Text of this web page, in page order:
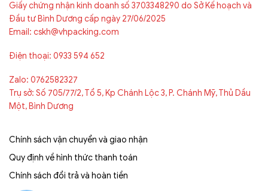
Giấy chứng nhận kinh doanh số 3703348290 do Sở Kế hoạch và
Đầu tư Bình Dương cấp ngày 27/06/2025
Email: cskh@vhpacking.com
Điện thoại: 0933 594 652
Zalo: 0762582327
Trụ sở: Số 705/77/2, Tổ 5, Kp Chánh Lộc 3, P. Chánh Mỹ, Thủ Dầu
Một, Bình Dương
Chính sách vận chuyển và giao nhận
Quy định về hình thức thanh toán
Chính sách đổi trả và hoàn tiền